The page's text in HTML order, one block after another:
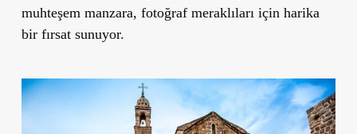
muhteşem manzara, fotoğraf meraklıları için harika
bir fırsat sunuyor.